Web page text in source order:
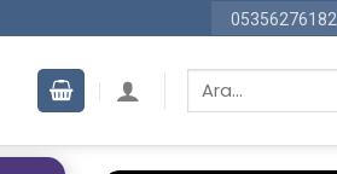
05356276182